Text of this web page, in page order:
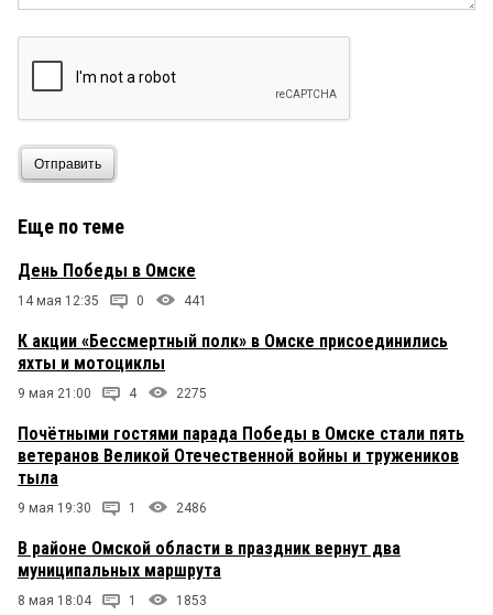
Отправить
Еще по теме
День Победы в Омске
14 мая 12:35 0 441
К акции «Бессмертный полк» в Омске присоединились
яхты и мотоциклы
9 мая 21:00 4 2275
Почётными гостями парада Победы в Омске стали пять
ветеранов Великой Отечественной войны и тружеников
тыла
9 мая 19:30 1 2486
В районе Омской области в праздник вернут два
муниципальных маршрута
8 мая 18:04 1 1853